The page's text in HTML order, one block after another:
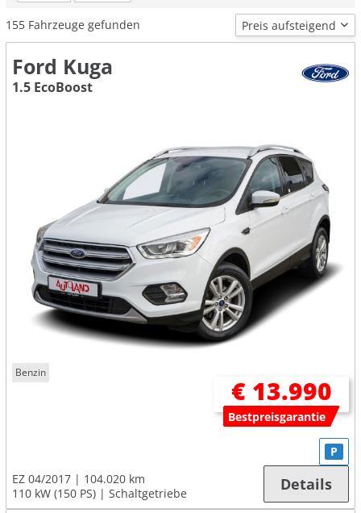
155 Fahrzeuge gefunden
Ford Kuga
1.5 EcoBoost
Benzin
€ 13.990
Bestpreisgarantie
EZ 04/2017
104.020 km
110 kW (150 PS)
Schaltgetriebe
P
Details